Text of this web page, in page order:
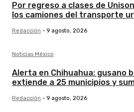
Por regreso a clases de
los camiones del transporte
Redacción - 9 agosto, 2026
Noticias México
Alerta en Chihuahua: gusano
extiende a 25 municipios y
Redacción - 9 agosto, 2026